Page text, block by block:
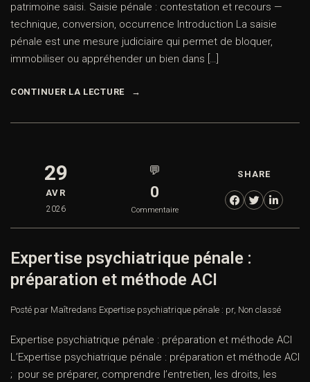
patrimoine saisi. Saisie pénale : contestation et recours —
technique, conversion, occurrence Introduction La saisie
pénale est une mesure judiciaire qui permet de bloquer,
immobiliser ou appréhender un bien dans […]
CONTINUER LA LECTURE
29
AVR
2026
💬
0
Commentaire
SHARE
Expertise psychiatrique pénale :
préparation et méthode ACI
Posté par Maîtredans Expertise psychiatrique pénale : pr, Non classé
Expertise psychiatrique pénale : préparation et méthode ACI
L’Expertise psychiatrique pénale : préparation et méthode ACI
; pour se préparer, comprendre l’entretien, les droits, les